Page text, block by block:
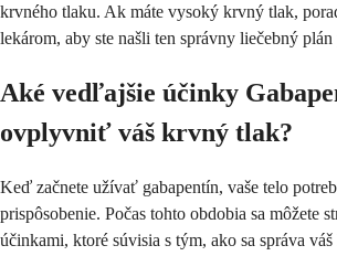
krvného tlaku. Ak máte vysoký krvný tlak,
lekárom, aby ste našli ten správny liečebný plán
Aké vedľajšie účinky
ovplyvniť váš krvný tlak?
Keď začnete užívať gabapentín, vaše telo
prispôsobenie. Počas tohto obdobia sa môžete
účinkami, ktoré súvisia s tým, ako sa správa